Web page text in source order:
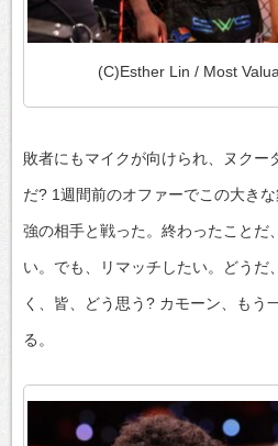
(C)Esther Lin / Most
敗者にもマイクが向けられ、ヌクー
だ? 1週間前のオファーでこの大き
強の相手と戦った。終わったことだ
い。でも、リマッチしたい。どう
く、皆、どう思う? カモーン、もう
る。